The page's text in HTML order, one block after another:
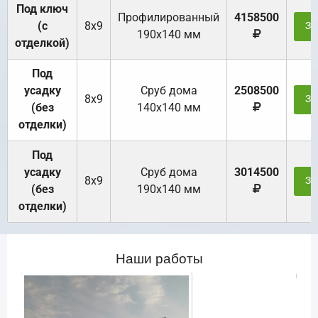
Под ключ
(с
отделкой)
8х9
Профилированный
190х140 мм
4158500
Под
усадку
(без
отделки)
8х9
Cруб дома
140х140 мм
2508500
Под
усадку
(без
отделки)
8х9
Cруб дома
190х140 мм
3014500
Наши работы